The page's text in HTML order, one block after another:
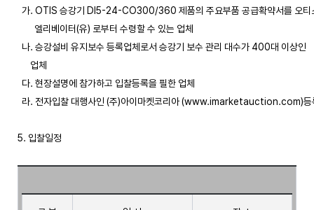
가. OTIS 승강기 DI5-24-CO300/360 제품의 주요부품 공급확약서를 오티
        엘리베이터(유) 로부터 수령할 수 있는 업체
  나. 승강설비 유지보수 등록업체로서 승강기 보수 관리 대수가 400대 이상인
      업체
  다. 현장설명에 참가하고 입찰등록을 필한 업체
라. 전자입찰 대행사인 (주)아이마켓코리아 (www.imarketauction.com)등
5. 입찰일정